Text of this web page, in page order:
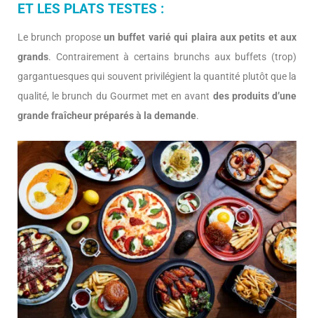
ET LES PLATS TESTES :
Le brunch proposeun buffet varié qui plaira aux petits et aux
grands. Contrairement à certains brunchs aux buffets (trop)
gargantuesques qui souvent privilégient la quantité plutôt que la
qualité, le brunch du Gourmet met en avant des produits d’une
grande fraîcheur préparés à la demande.